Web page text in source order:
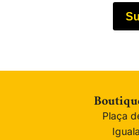
Plaça